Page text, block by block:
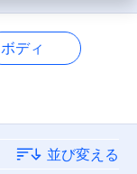
ボディ
並び変える